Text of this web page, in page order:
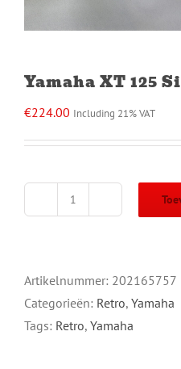
Yamaha XT 125
€224.00 Including 21% VAT
Silencer
aantal
Artikelnummer: 202165757
Categorieën: Retro, Yamaha
Tags: Retro, Yamaha